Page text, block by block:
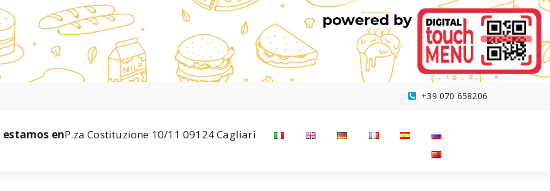
+39 070 658206
estamos enP.za Costituzione 10/11 09124 Cagliari